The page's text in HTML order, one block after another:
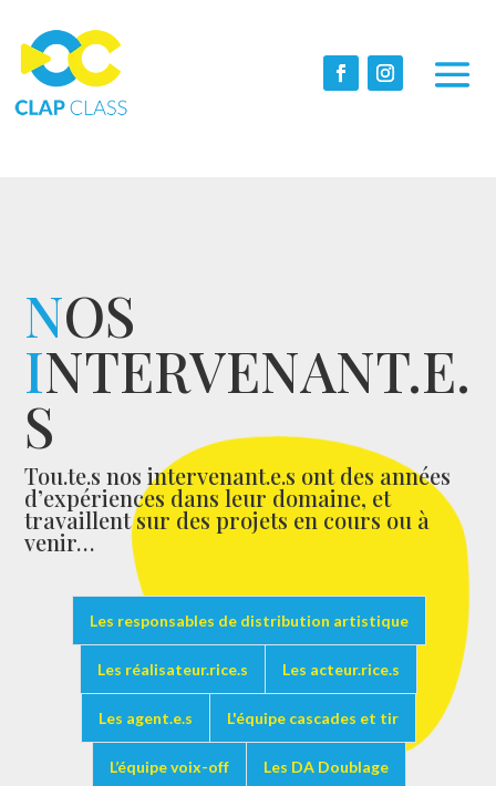
NOS
INTERVENANT.E.
S
Tou.te.s nos intervenant.e.s ont des années
d’expériences dans leur domaine, et
travaillent sur des projets en cours ou à
venir…
Les responsables de distribution artistique
Les réalisateur.rice.s Les acteur.rice.s
Les agent.e.s L'équipe cascades et tir
L’équipe voix-off Les DA Doublage